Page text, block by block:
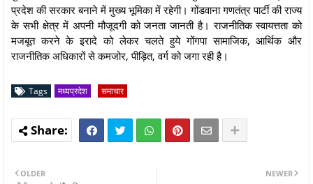
प्रदेश की सरकार बनाने में मुख्य भूमिका में रहेगी। गोंडवाना गणतंत्र पार्टी की राज्य
के सभी क्षेत्र में अपनी मौजूदगी को जनता जानती है। राजनीतिक स्वायत्तता को
मजबूत करने के इरादे को लेकर चलते हुये गोंगपा सामाजिक, आर्थिक और
राजनीतिक अधिकारों से कमजोर, पीड़ित, वर्ग को जगा रही है।
Tags मध्यप्रदेश समाचार
NEWER
OLDER